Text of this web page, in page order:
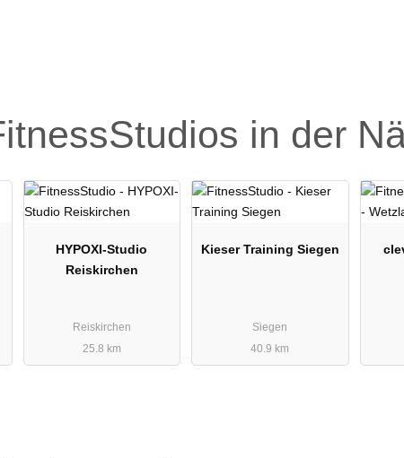
in der
HYPOXI-Studio
Reiskirchen
Reiskirchen
25.8 km
Kieser Training Siegen
Siegen
40.9 km